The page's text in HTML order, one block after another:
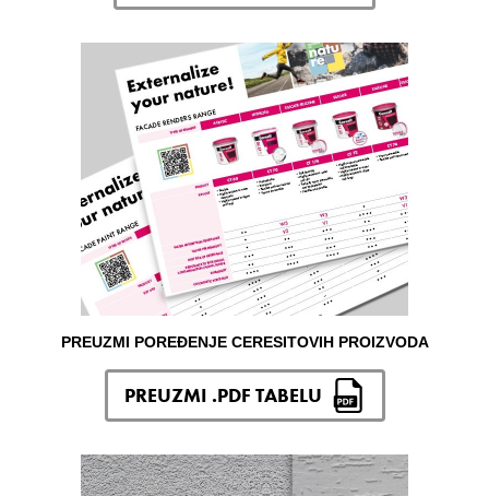
PREUZMI POREĐENJE CERESITOVIH PROIZVODA
PREUZMI .PDF TABELU